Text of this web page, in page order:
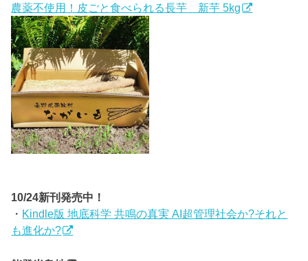
農薬不使用！皮ごと食べられる長芋 新芋 5kg
10/24新刊発売中！
・ Kindle版 地底科学 共鳴の真実 AI超管理社会か?それと
も進化か?